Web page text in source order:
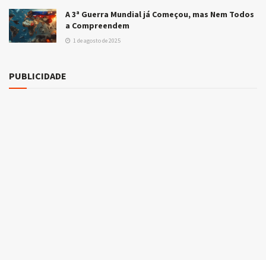
A 3ª Guerra Mundial já Começou, mas Nem Todos
a Compreendem
1 de agosto de 2025
PUBLICIDADE